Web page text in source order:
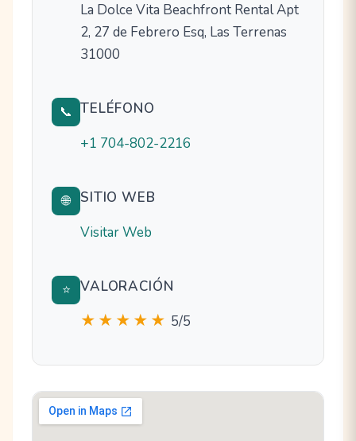
La Dolce Vita Beachfront Rental Apt
2, 27 de Febrero Esq, Las Terrenas
31000
📞 TELÉFONO
+1 704-802-2216
🌐
SITIO WEB
Visitar Web
⭐ VALORACIÓN
★★★★★ 5/5